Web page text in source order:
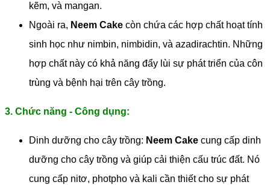
kẽm, và mangan.
Ngoài ra, Neem Cake còn chứa các hợp chất hoạt tính
sinh học như nimbin, nimbidin, và azadirachtin. Những
hợp chất này có khả năng đẩy lùi sự phát triển của côn
trùng và bệnh hại trên cây trồng.
3. Chức năng - Công dụng:
Dinh dưỡng cho cây trồng: Neem Cake cung cấp dinh
dưỡng cho cây trồng và giúp cải thiện cấu trúc đất. Nó
cung cấp nitơ, photpho và kali cần thiết cho sự phát